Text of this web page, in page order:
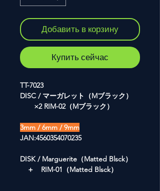
Добавить в корзину
Купить сейчас
TT-7023
DISC / マーガレット（Mブラック）
×2 RIM-02（Mブラック）
3mm / 6mm / 9mm
JAN:4560354070235
DISK / Marguerite（Matted Blsck）
＋ RIM-01（Matted Blsck）